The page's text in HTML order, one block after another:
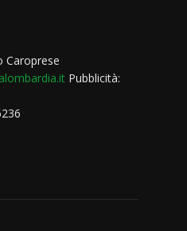
Caroprese
Pubblicità: